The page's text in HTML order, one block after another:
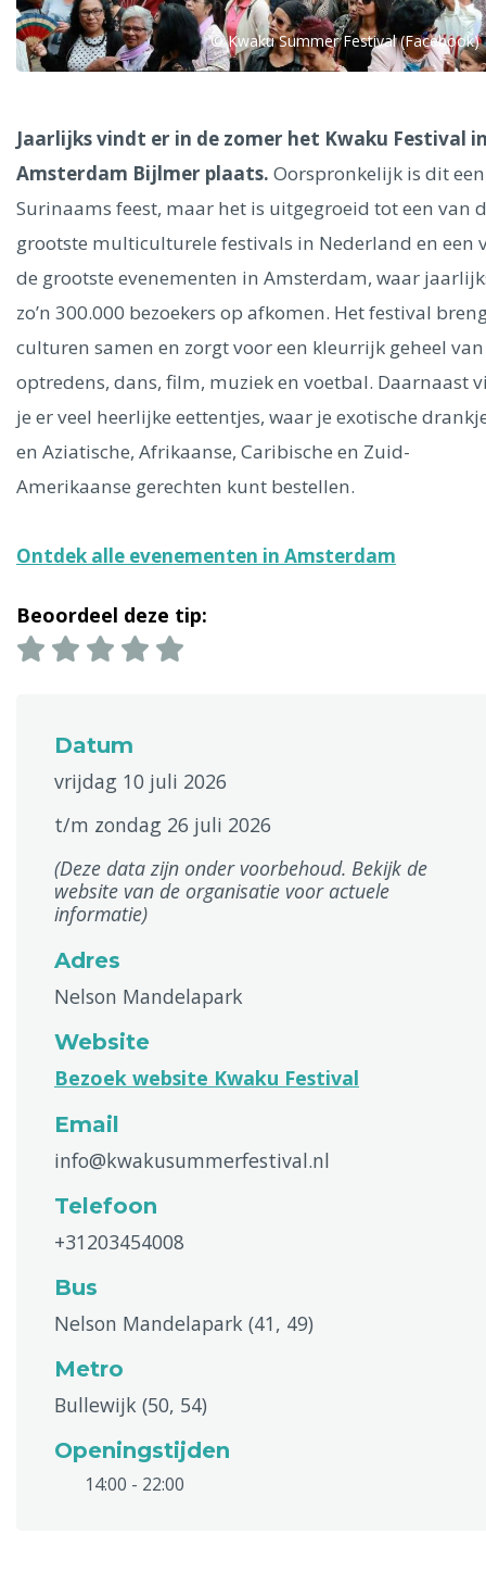
Dresden
Ålesund
Florence
Dublin
Hong Kong München Wenen Budapest
Madrid
Vancouver
Alles bekijken
© Kwaku Summer Festival (Facebook)
Jaarlijks vindt er in de zomer het Kwaku Festival
Amsterdam Bijlmer plaats. Oorspronkelijk is dit een
Surinaams feest, maar het is uitgegroeid tot een van
grootste multiculturele festivals in Nederland en een
de grootste evenementen in Amsterdam, waar
zo’n 300.000 bezoekers op afkomen. Het festival
culturen samen en zorgt voor een kleurrijk geheel van
optredens, dans, film, muziek en voetbal. Daarnaast
je er veel heerlijke eettentjes, waar je exotische
en Aziatische, Afrikaanse, Caribische en Zuid-
Amerikaanse gerechten kunt bestellen.
Ontdek alle evenementen in Amsterdam
Beoordeel deze tip:
Datum
vrijdag 10 juli 2026
t/m zondag 26 juli 2026
(Deze data zijn onder voorbehoud. Bekijk de
website van de organisatie voor actuele
informatie)
Adres
Nelson Mandelapark
Website
Bezoek website Kwaku Festival
Email
info@kwakusummerfestival.nl
Telefoon
+31203454008
Bus
Nelson Mandelapark (41, 49)
Metro
Bullewijk (50, 54)
Openingstijden
14:00 - 22:00